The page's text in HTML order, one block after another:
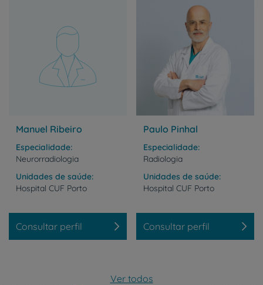
Manuel Ribeiro
Especialidade
Neurorradiologia
Unidades de saúde
Hospital CUF Porto
Consultar perfil
Paulo Pinhal
Especialidade
Radiologia
Unidades de saúde
Hospital CUF Porto
Consultar perfil
Ver todos